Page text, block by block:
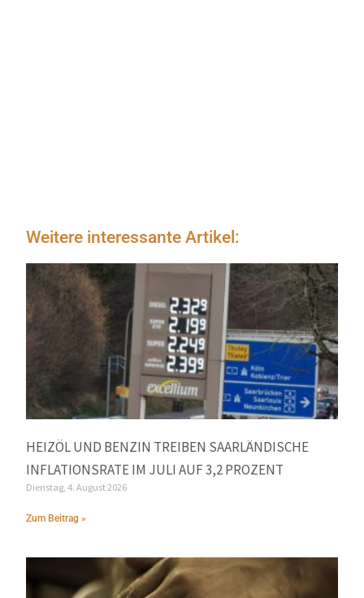
Weitere interessante Artikel:
HEIZÖL UND BENZIN TREIBEN SAARLÄNDISCHE
INFLATIONSRATE IM JULI AUF 3,2 PROZENT
Dienstag, 4. August 2026
Zum Beitrag »